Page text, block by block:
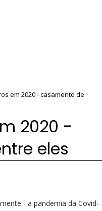
em 2020 - casamento de
2020 -
eles
- a pandemia da Covid-